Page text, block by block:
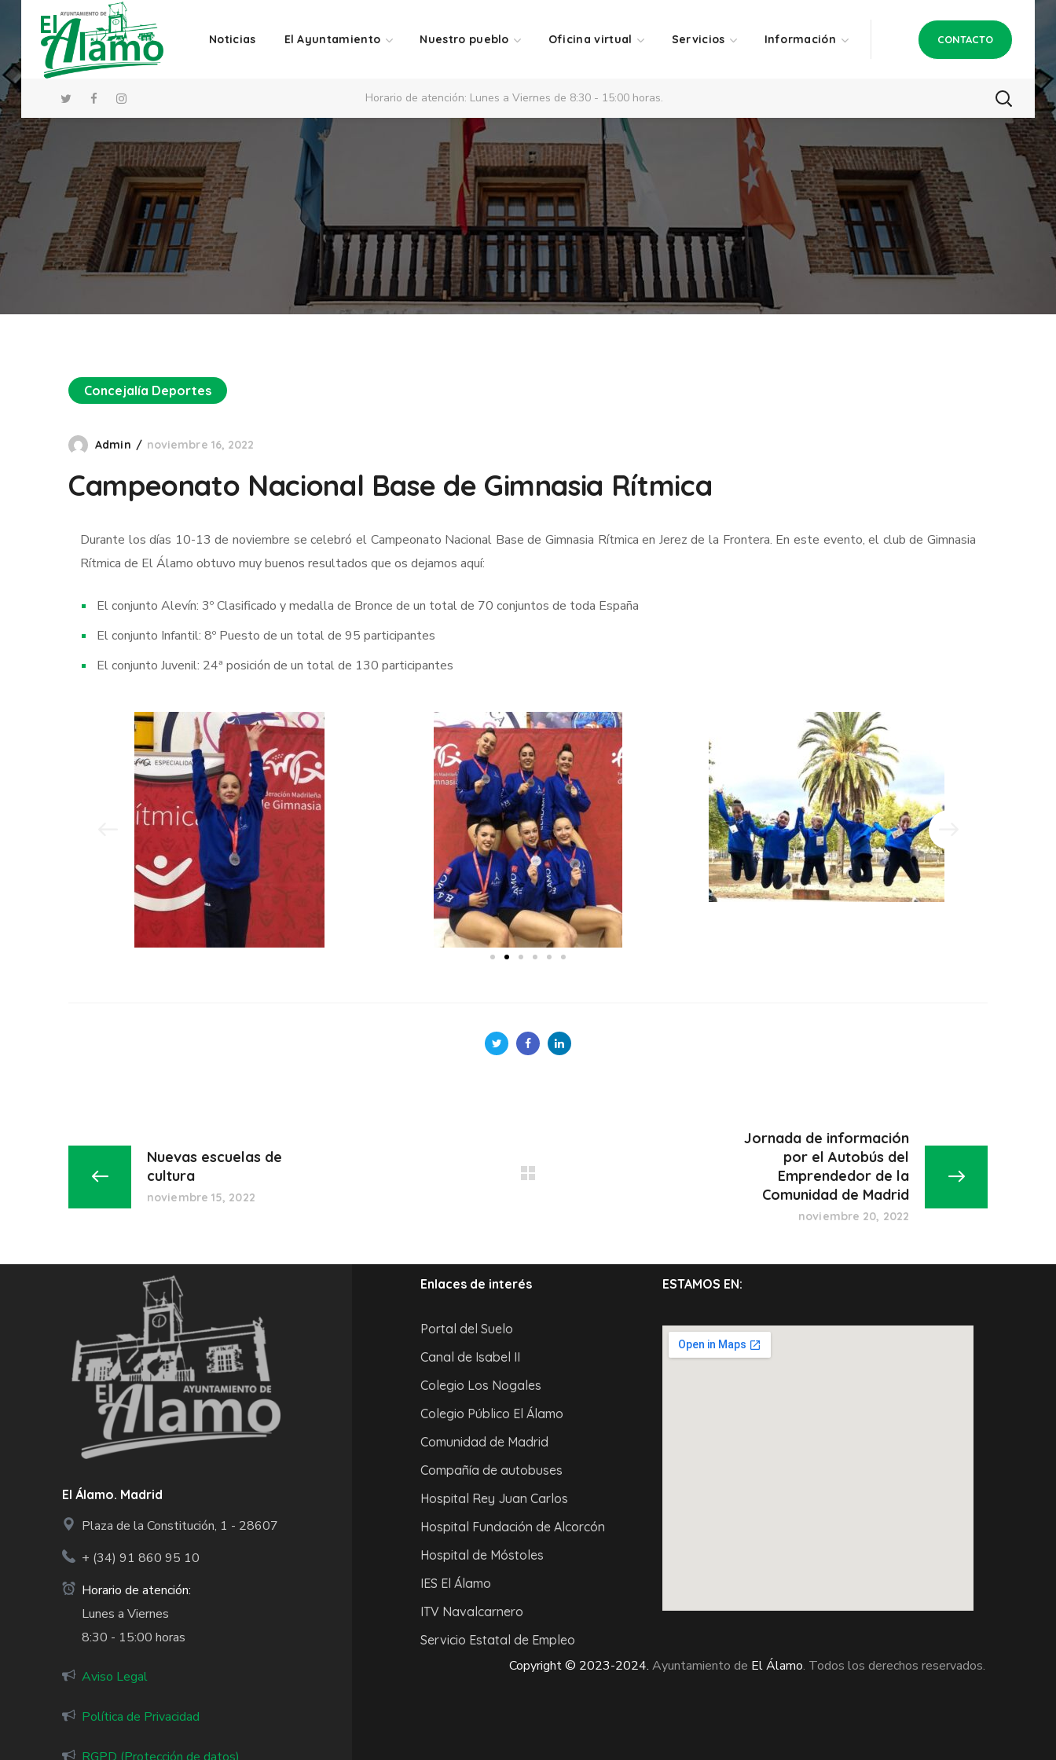
Noticias El Ayuntamiento Nuestro pueblo Oficina virtual Servicios Información CONTACTO
Horario de atención: Lunes a Viernes de 8:30 - 15:00 horas.
Concejalía Deportes
Admin noviembre 16, 2022
Campeonato Nacional Base de Gimnasia Rítmica
Durante los días 10-13 de noviembre se celebró el Campeonato Nacional Base de Gimnasia Rítmica en Jerez de la Frontera. En este evento, el club de Gimnasia
Rítmica de El Álamo obtuvo muy buenos resultados que os dejamos aquí:
El conjunto Alevín: 3º Clasificado y medalla de Bronce de un total de 70 conjuntos de toda España
El conjunto Infantil: 8º Puesto de un total de 95 participantes
El conjunto Juvenil: 24ª posición de un total de 130 participantes
Nuevas escuelas de
cultura
noviembre 15, 2022
Jornada de información
por el Autobús del
Emprendedor de la
Comunidad de Madrid
noviembre 20, 2022
El Álamo. Madrid
Plaza de la Constitución, 1 - 28607
+ (34)91 860 95 10
Horario de atención:
Lunes a Viernes
8:30 - 15:00 horas
Aviso Legal
Política de Privacidad
Enlaces de interés
Portal del Suelo
Canal de Isabel II
Colegio Los Nogales
Colegio Público El Álamo
Comunidad de Madrid
Compañía de autobuses
Hospital Rey Juan Carlos
Hospital Fundación de Alcorcón
Hospital de Móstoles
IES El Álamo
ITV Navalcarnero
Servicio Estatal de Empleo
ESTAMOS EN:
Copyright © 2023-2024. Ayuntamiento de El Álamo. Todos los derechos reservados.